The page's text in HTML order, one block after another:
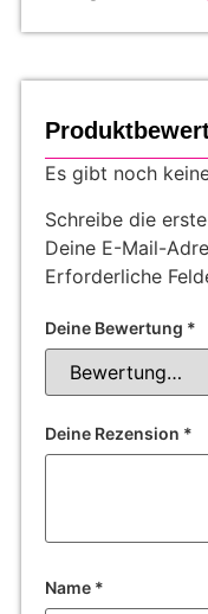
Es gibt noch
Schreibe die
Deine E-Mail-
Erforderliche
Deine Bewertung *
Deine Rezension *
Name *